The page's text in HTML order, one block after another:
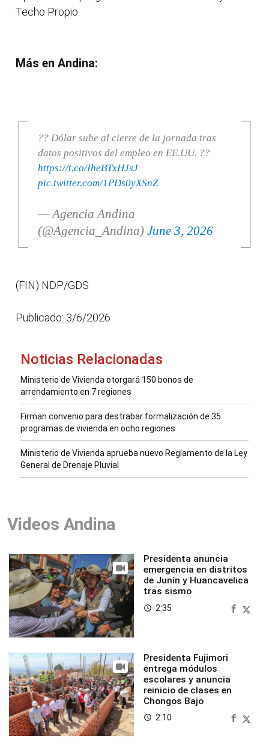
Techo Propio.
Más en Andina:
?? Dólar sube al cierre de la jornada tras
datos positivos del empleo en EE.UU. ??
https://t.co/IheBTxHJsJ
pic.twitter.com/1PDs0yXSnZ
— Agencia Andina
(@Agencia_Andina) June 3, 2026
(FIN) NDP/GDS
Publicado: 3/6/2026
Noticias Relacionadas
Ministerio de Vivienda otorgará 150 bonos de
arrendamiento en 7 regiones
Firman convenio para destrabar formalización de 35
programas de vivienda en ocho regiones
Ministerio de Vivienda aprueba nuevo Reglamento de la Ley
General de Drenaje Pluvial
Videos Andina
Presidenta anuncia
emergencia en distritos
de Junín y Huancavelica
tras sismo
access_time 2:35
Presidenta Fujimori
entrega módulos
escolares y anuncia
reinicio de clases en
Chongos Bajo
access_time 2:10